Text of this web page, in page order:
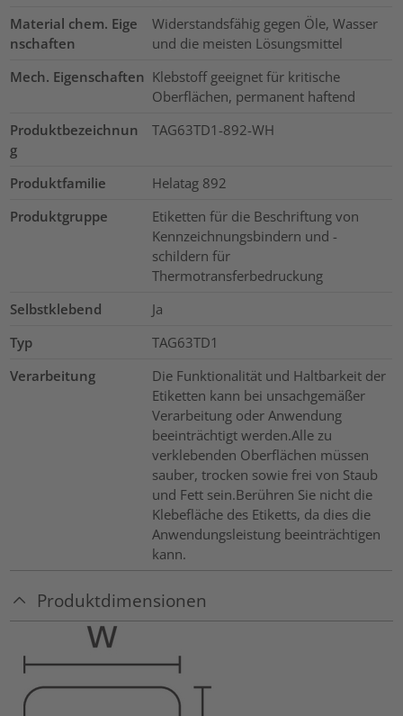
Material chem. Eige
nschaften
Widerstandsfähig gegen Öle, Wasser
und die meisten Lösungsmittel
Mech. Eigenschaften Klebstoff geeignet für kritische
Oberflächen, permanent haftend
Produktbezeichnun
g
TAG63TD1-892-WH
Produktfamilie
Helatag 892
Produktgruppe
Etiketten für die Beschriftung von
Kennzeichnungsbindern und -
schildern für
Thermotransferbedruckung
Selbstklebend
Ja
Typ
TAG63TD1
Verarbeitung
Die Funktionalität und Haltbarkeit der
Etiketten kann bei unsachgemäßer
Verarbeitung oder Anwendung
beeinträchtigt werden.Alle zu
verklebenden Oberflächen müssen
sauber, trocken sowie frei von Staub
und Fett sein.Berühren Sie nicht die
Klebefläche des Etiketts, da dies die
Anwendungsleistung beeinträchtigen
kann.
Produktdimensionen